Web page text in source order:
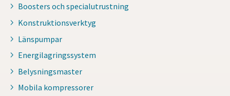
Boosters och specialutrustning
Konstruktionsverktyg
Länspumpar
Energilagringssystem
Belysningsmaster
Mobila kompressorer